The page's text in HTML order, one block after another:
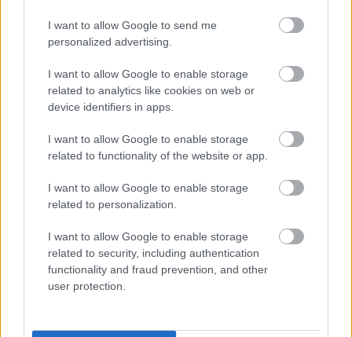
I want to allow Google to send me
personalized advertising.
I want to allow Google to enable storage
related to analytics like cookies on web or
device identifiers in apps.
I want to allow Google to enable storage
related to functionality of the website or app.
I want to allow Google to enable storage
related to personalization.
I want to allow Google to enable storage
related to security, including authentication
functionality and fraud prevention, and other
user protection.